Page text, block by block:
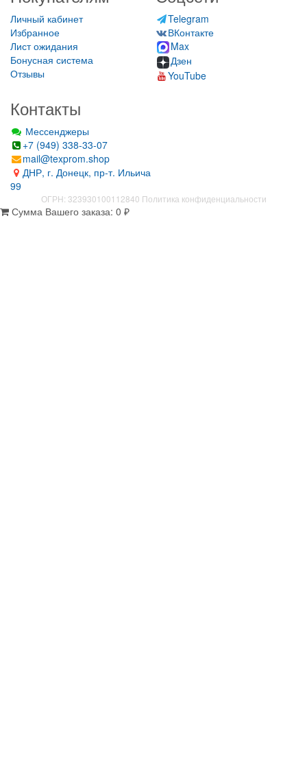
Личный кабинет
Избранное
Лист ожидания
Бонусная система
Отзывы
Telegram
ВКонтакте
Max
Дзен
YouTube
Контакты
Мессенджеры
+7 (949) 338-33-07
mail@texprom.shop
ДНР, г. Донецк, пр-т. Ильича
99
ОГРН: 323930100112840 Политика конфиденциальности
Сумма Вашего заказа: 0 ₽